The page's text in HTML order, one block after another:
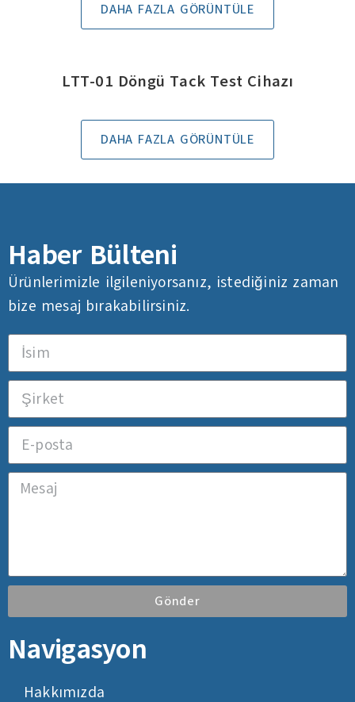
DAHA FAZLA GÖRÜNTÜLE
LTT-01 Döngü Tack Test Cihazı
DAHA FAZLA GÖRÜNTÜLE
Haber Bülteni
Ürünlerimizle ilgileniyorsanız, istediğiniz zaman
bize mesaj bırakabilirsiniz.
Gönder
Navigasyon
Hakkımızda